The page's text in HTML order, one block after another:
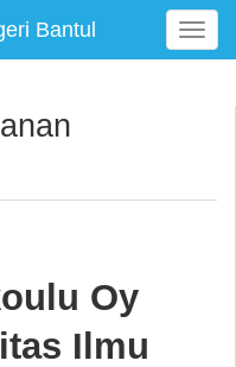
Bantul
T
o
Oy
Ilmu